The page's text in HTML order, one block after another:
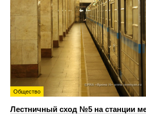
Общество
Лестничный сход №5 на станции